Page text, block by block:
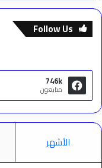
Follow Us
746k
متابعون
الأشهر